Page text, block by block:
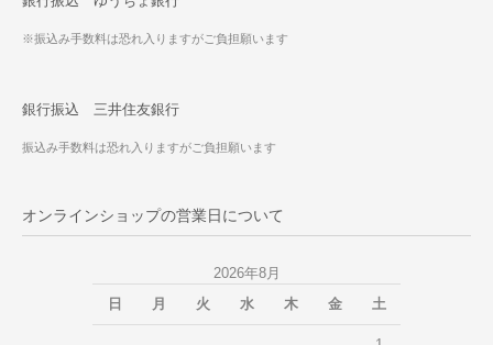
※振込み手数料は恐れ入りますがご負担願います
銀行振込 三井住友銀行
振込み手数料は恐れ入りますがご負担願います
オンラインショップの営業日について
2026年8月
日
月 火 水 木 金 土